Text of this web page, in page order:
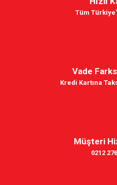
Tüm
Vade
Kredi Kartına
Müşteri
0212